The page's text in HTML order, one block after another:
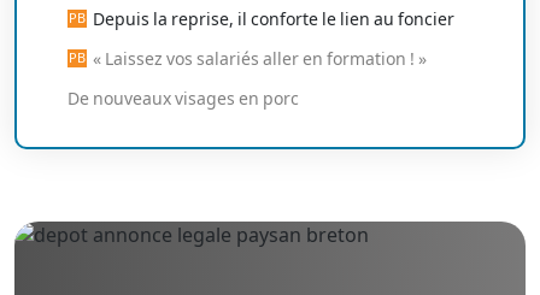
Depuis la reprise, il conforte le lien au foncier
« Laissez vos salariés aller en formation ! »
De nouveaux visages en porc